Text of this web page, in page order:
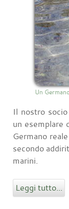
Un
Il nostro
un esemplare
Germano
secondo
marini.
Leggi tutto...